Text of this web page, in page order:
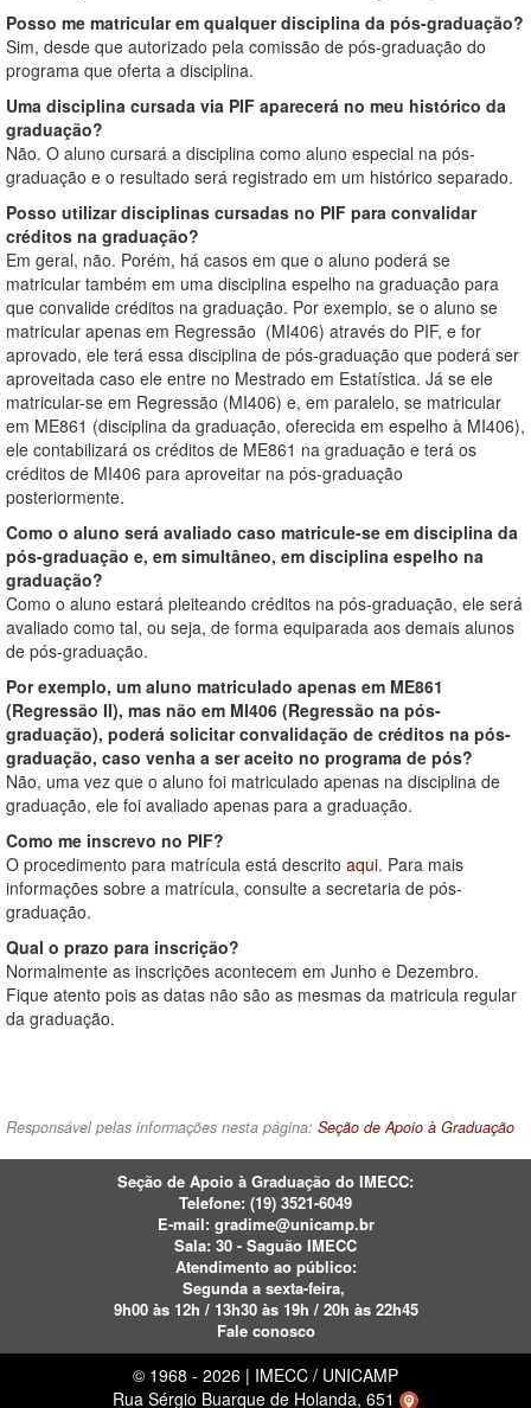
Posso me matricular em qualquer disciplina da pós-graduação?
Sim, desde que autorizado pela comissão de pós-graduação do
programa que oferta a disciplina.
Uma disciplina cursada via PIF aparecerá no meu histórico da
graduação?
Não. O aluno cursará a disciplina como aluno especial na pós-
graduação e o resultado será registrado em um histórico separado.
Posso utilizar disciplinas cursadas no PIF para convalidar
créditos na graduação?
Em geral, não. Porém, há casos em que o aluno poderá se
matricular também em uma disciplina espelho na graduação para
que convalide créditos na graduação. Por exemplo, se o aluno se
matricular apenas em Regressão (MI406) através do PIF, e for
aprovado, ele terá essa disciplina de pós-graduação que poderá ser
aproveitada caso ele entre no Mestrado em Estatística. Já se ele
matricular-se em Regressão (MI406) e, em paralelo, se matricular
em ME861 (disciplina da graduação, oferecida em espelho à MI406),
ele contabilizará os créditos de ME861 na graduação e terá os
créditos de MI406 para aproveitar na pós-graduação
posteriormente.
Como o aluno será avaliado caso matricule-se em disciplina da
pós-graduação e, em simultâneo, em disciplina espelho na
graduação?
Como o aluno estará pleiteando créditos na pós-graduação, ele será
avaliado como tal, ou seja, de forma equiparada aos demais alunos
de pós-graduação.
Por exemplo, um aluno matriculado apenas em ME861
(Regressão II), mas não em MI406 (Regressão na pós-
graduação), poderá solicitar convalidação de créditos na pós-
graduação, caso venha a ser aceito no programa de pós?
Não, uma vez que o aluno foi matriculado apenas na disciplina de
graduação, ele foi avaliado apenas para a graduação.
Como me inscrevo no PIF?
O procedimento para matrícula está descrito aqui. Para mais
informações sobre a matrícula, consulte a secretaria de pós-
graduação.
Qual o prazo para inscrição?
Normalmente as inscrições acontecem em Junho e Dezembro.
Fique atento pois as datas não são as mesmas da matricula regular
da graduação.
Responsável pelas informações nesta página: Seção de Apoio à Graduação
Seção de Apoio à Graduação do IMECC:
Telefone: (19) 3521-6049
E-mail: gradime@unicamp.br
Sala: 30 - Saguão IMECC
Atendimento ao público:
Segunda a sexta-feira,
9h00 às 12h / 13h30 às 19h / 20h às 22h45
Fale conosco
© 1968 - 2026 | IMECC / UNICAMP
Rua Sérgio Buarque de Holanda, 651